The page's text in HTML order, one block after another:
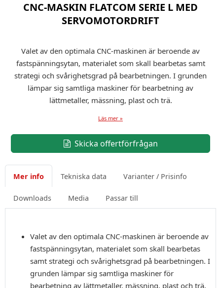
CNC-MASKIN FLATCOM SERIE L MED
SERVOMOTORDRIFT
Valet av den optimala CNC-maskinen är beroende av
fastspänningsytan, materialet som skall bearbetas samt
strategi och svårighetsgrad på bearbetningen. I grunden
lämpar sig samtliga maskiner för bearbetning av
lättmetaller, mässning, plast och trä.
Läs mer »
Skicka offertförfrågan
Mer info Tekniska data Varianter / Prisinfo
Downloads Media Passar till
Valet av den optimala CNC-maskinen är beroende av
fastspänningsytan, materialet som skall bearbetas
samt strategi och svårighetsgrad på bearbetningen. I
grunden lämpar sig samtliga maskiner för
bearbetning av lättmetaller, mässning, plast och trä.